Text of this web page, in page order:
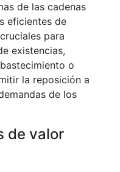
de las cadenas
eficientes de
para
existencias,
o
la reposición a
de los
de valor